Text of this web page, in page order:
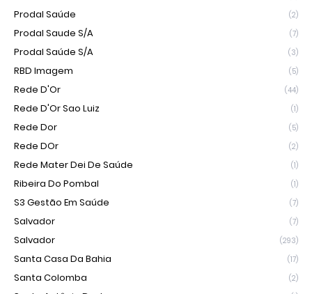
Prodal Saúde (2)
Prodal Saude S/A (7)
Prodal Saúde S/A (3)
RBD Imagem (5)
Rede D'Or (44)
Rede D'Or Sao Luiz (1)
Rede Dor (5)
Rede DOr (2)
Rede Mater Dei De Saúde (1)
Ribeira Do Pombal (1)
S3 Gestão Em Saúde (7)
Salvador (7)
Salvador (293)
Santa Casa Da Bahia (17)
Santa Colomba (2)